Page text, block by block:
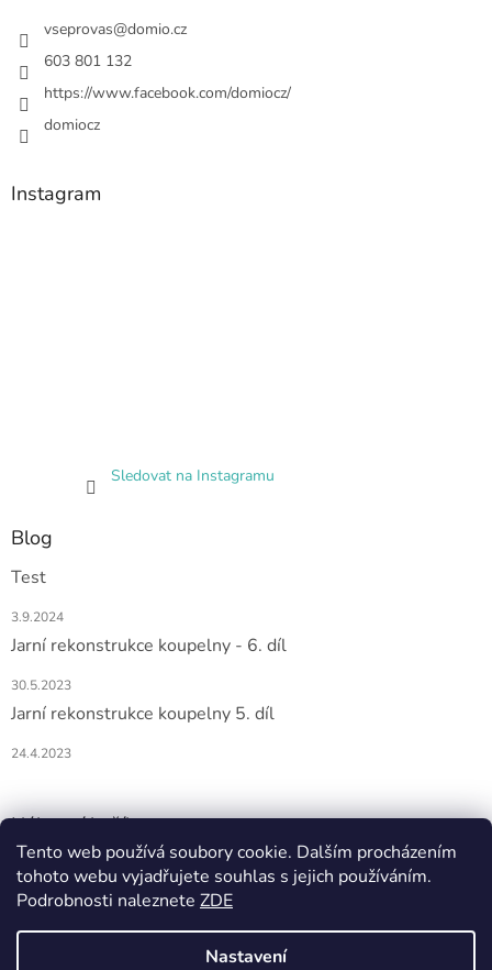
Tento web používá soubory cookie. Dalším procházením
tohoto webu vyjadřujete souhlas s jejich používáním.
Podrobnosti naleznete ZDE
Nastavení
vseprovas@domio.cz
603 801 132
https://www.facebook.com/domiocz/
domiocz
Instagram
Sledovat na Instagramu
Blog
Test
3.9.2024
Jarní rekonstrukce koupelny - 6. díl
30.5.2023
Jarní rekonstrukce koupelny 5. díl
24.4.2023
Nákupní košík
0KS /0 KČ
Vytvořil Shoptet